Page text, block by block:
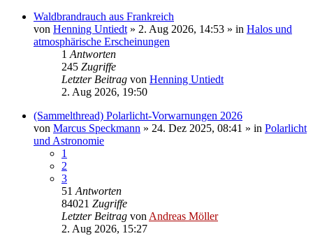
Waldbrandrauch aus Frankreich
von Henning Untiedt » 2. Aug 2026, 14:53 » in Halos und
atmosphärische Erscheinungen
1 Antworten
245 Zugriffe
Letzter Beitrag von Henning Untiedt
2. Aug 2026, 19:50
(Sammelthread) Polarlicht-Vorwarnungen 2026
von Marcus Speckmann » 24. Dez 2025, 08:41 » in Polarlicht
und Astronomie
1
2
3
51 Antworten
84021 Zugriffe
Letzter Beitrag von Andreas Möller
2. Aug 2026, 15:27